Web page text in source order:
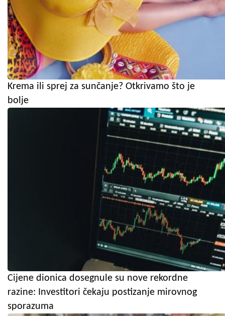
Krema ili sprej za sunčanje? Otkrivamo što je
bolje
Cijene dionica dosegnule su nove rekordne
razine: Investitori čekaju postizanje mirovnog
sporazuma